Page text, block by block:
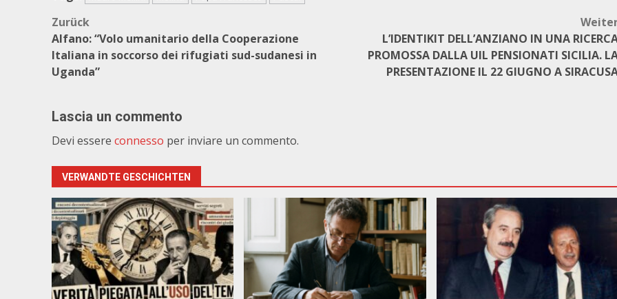
Beitragsnavigation
Zurück
Alfano: “Volo umanitario della Cooperazione
Italiana in soccorso dei rifugiati sud-sudanesi in
Uganda”
L’IDENTIKIT DELL’ANZIANO IN UNA
PROMOSSA DALLA UIL PENSIONATI SICILIA.
PRESENTAZIONE IL 22 GIUGNO A
Lascia un commento
Devi essere connesso per inviare un commento.
VERWANDTE GESCHICHTEN